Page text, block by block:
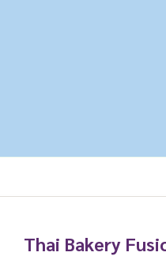
Thai Bakery